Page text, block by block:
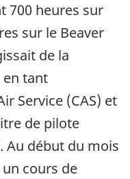
700 heures sur
sur le Beaver
de la
tant
Service (CAS) et
de pilote
Au début du mois
cours de